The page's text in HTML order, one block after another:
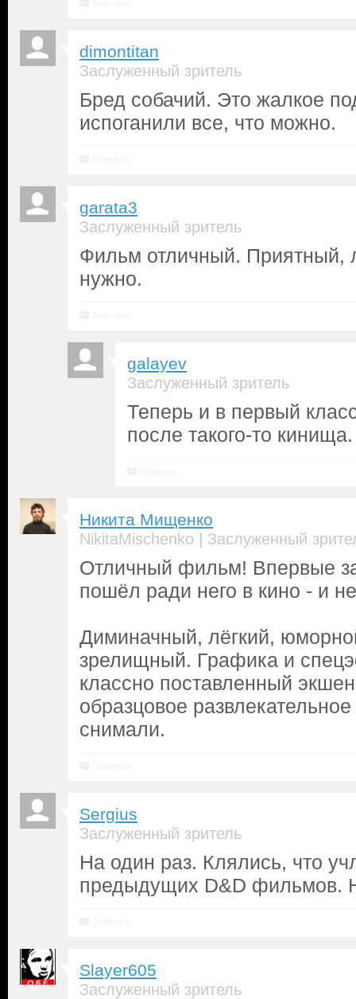
dimontitan
Заслуженный зритель
Бред собачий. Это жалкое
испоганили все, что можно.
garata3
Заслуженный зритель
Фильм отличный. Приятный,
нужно.
galayev
Заслуженный зритель
Теперь и в первый
после такого-то кинища.
Никита Мищенко
NikitaMischenko | Заслуженный
Отличный фильм! Впервые
пошёл ради него в кино - и
Диминачный, лёгкий,
зрелищный. Графика и
классно поставленный
образцовое
снимали.
Sergius
Заслуженный зритель
На один раз. Клялись, что
предыдущих D&D фильмов.
Slayer605
Заслуженный зритель